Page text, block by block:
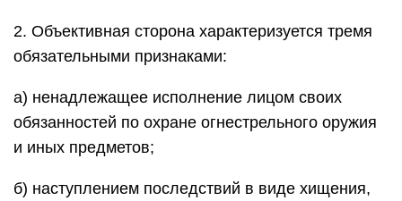
2. Объективная сторона характеризуется тремя
обязательными признаками:
а) ненадлежащее исполнение лицом своих
обязанностей по охране огнестрельного оружия
и иных предметов;
б) наступлением последствий в виде хищения,